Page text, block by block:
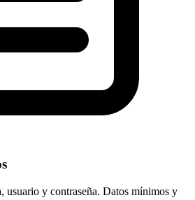
usuario y contraseña. Datos mínimos y